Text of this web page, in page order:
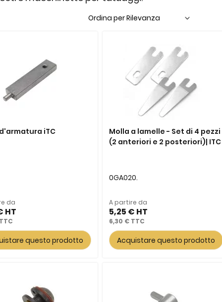
iTC
da
questo prodotto
Molla a lamelle - Set di 4 pezzi
(2 anteriori e 2 posteriori)| ITC
0GA020.
A partire da
5,25 €
6,30 €
Acquistare questo prodotto